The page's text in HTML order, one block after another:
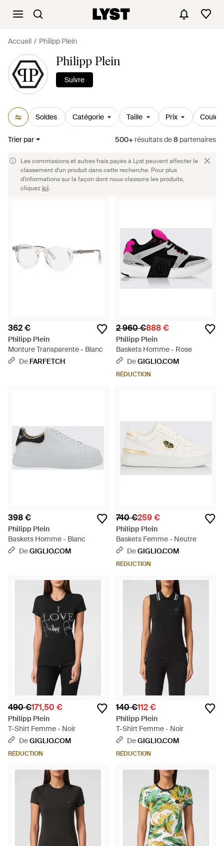
Accueil Philipp Plein
Philipp Plein
Suivre
Soldes Catégorie Taille Prix
Trier par 500+ résultatsde8 partenaires
Les commissions et autres frais payés à Lyst peuvent affecter le
classement d'un produit dans cette recherche. Pour plus
d'informations sur la façon dont nous classons les produits,
cliquezici.
362 €
Philipp Plein
Monture Transparente - Blanc
De FARFETCH
2 960 €888 €
Philipp Plein
Baskets Homme - Rose
DeGIGLIO.COM
RÉDUCTION
398 €
Philipp Plein
Baskets Homme - Blanc
DeGIGLIO.COM
740 €259 €
Philipp Plein
Baskets Femme - Neutre
DeGIGLIO.COM
RÉDUCTION
490 €171,50 €
Philipp Plein
T-Shirt Femme - Noir
DeGIGLIO.COM
RÉDUCTION
140 €112 €
Philipp Plein
T-Shirt Femme - Noir
DeGIGLIO.COM
RÉDUCTION